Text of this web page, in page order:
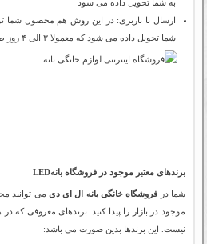
به شما تحویل داده می شود
ارسال با باربری: در این روش هم محصول شما
شما تحویل داده می شود که معمولا ۳ الی ۴ روز طول می کشد
برندهای معتبر موجود در فروشگاهبانهLED
شما در فروشگاه خانگی بانه ال ای دی می توانید
موجود در بازار را پیدا کنید. برندهای معروفی که
نیست. این برندها بدین صورت می باشد: